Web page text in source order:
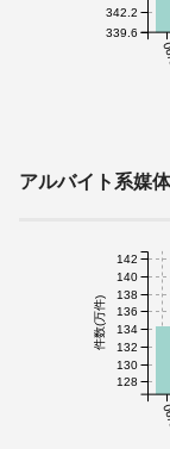
339.6
342.2
アルバイト系媒
件数(万件)
128
130
132
134
136
138
140
142